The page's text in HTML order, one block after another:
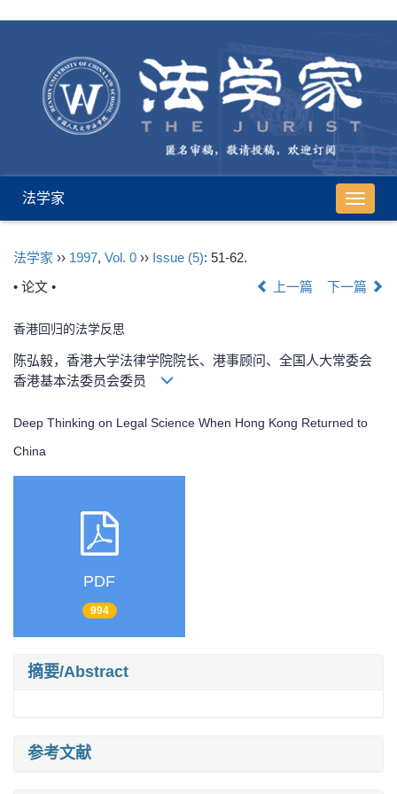
导
航
法学家
法学家 ›› 1997, Vol. 0 ›› Issue (5): 51-62.
• 论文 •
上一篇 下一篇
香港回归的法学反思
陈弘毅，香港大学法律学院院长、港事顾问、全国人大常委会
香港基本法委员会委员
Deep Thinking on Legal Science When Hong Kong Returned to
China
PDF
994
摘要/Abstract
参考文献